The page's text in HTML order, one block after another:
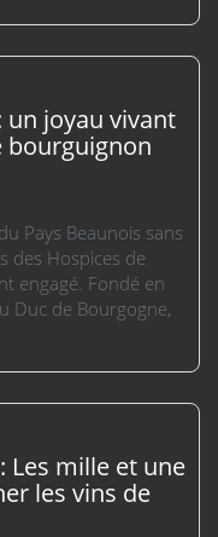
un joyau vivant
Pays Beaunois sans
des Hospices de
engagé. Fondé en
Duc de Bourgogne,
mille et une
les vins de